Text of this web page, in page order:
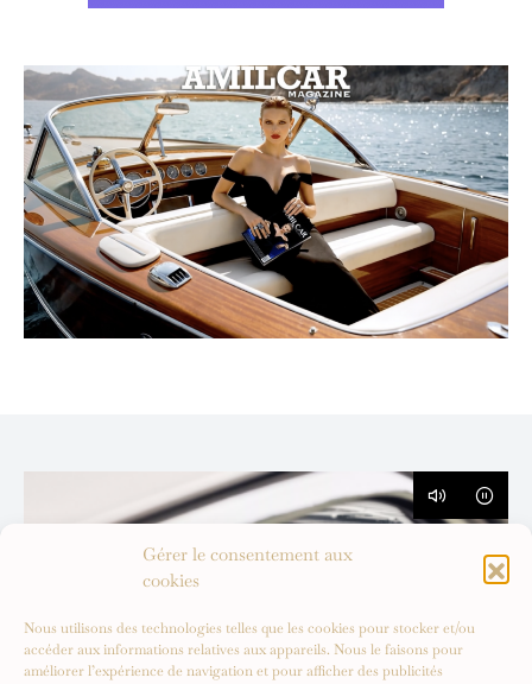
Gérer le consentement aux
cookies
Nous utilisons des technologies telles que les cookies pour stocker et/ou
accéder aux informations relatives aux appareils. Nous le faisons pour
améliorer l’expérience de navigation et pour afficher des publicités